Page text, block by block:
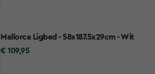
Mallorca Ligbed - 58x187.5x29cm - Wit
€
€ 109,95